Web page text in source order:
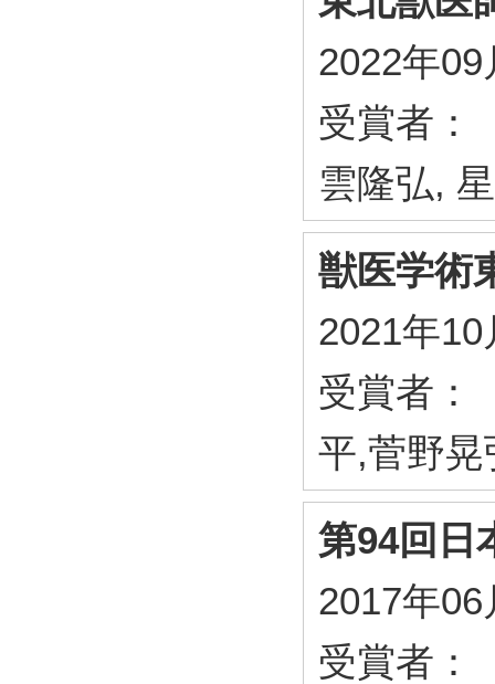
2022年09
受賞者：
雲隆弘,
獣医学術
2021年10
受賞者：
平,菅野
第94回日
2017年06
受賞者：